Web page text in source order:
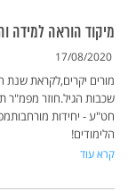
מיקוד הוראה למידה והערכה –
17/08/2020
מורים יקרים,לקראת שנת
חט"ע - יחידות
הלימודים!
קרא עוד